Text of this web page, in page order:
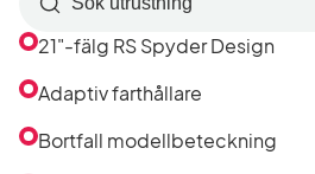
Sök
efter
utrustning
i
21"-fälg RS Spyder Design
Adaptiv farthållare
Bortfall modellbeteckning